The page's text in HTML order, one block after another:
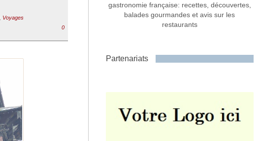
Commentaire ou message *
Voyages
0
gastronomie française: recettes, découvertes,
balades gourmandes et avis sur les
restaurants
Partenariats